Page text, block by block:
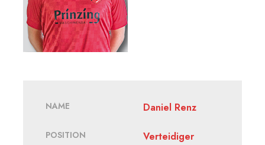
NAME Daniel Renz
POSITION Verteidiger